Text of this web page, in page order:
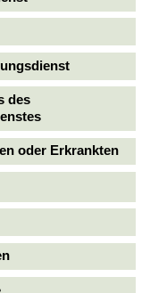
des
oder Erkrankten